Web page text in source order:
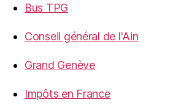
Bus TPG
Conseil général de l'Ain
Grand Genève
Impôts en France